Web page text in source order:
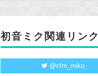
初音ミク関連リンク
@cfm_miku